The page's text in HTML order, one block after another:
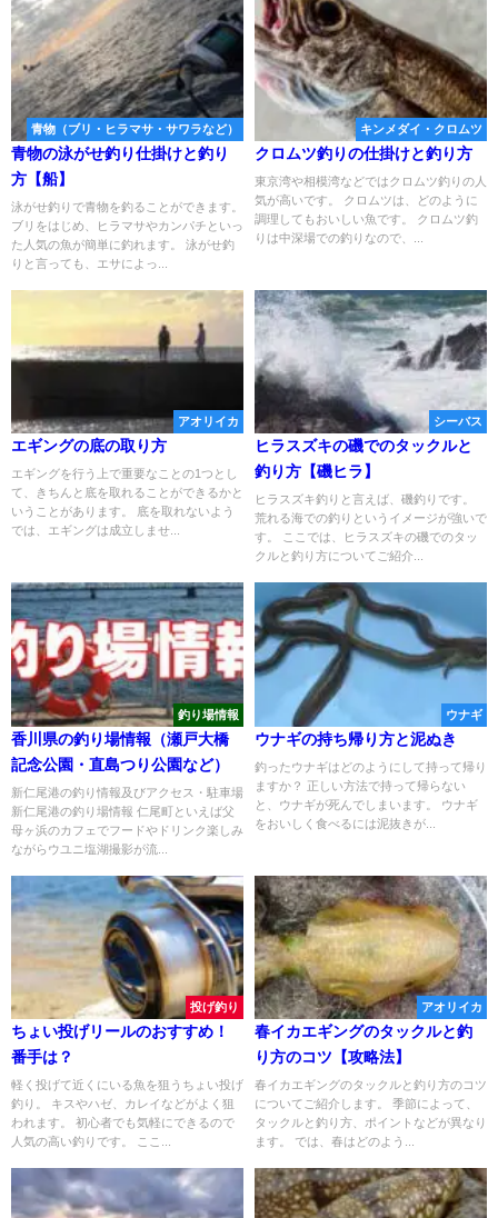
青物（ブリ・ヒラマサ・サワラなど）
青物の泳がせ釣り仕掛けと釣り
方【船】
泳がせ釣りで青物を釣ることができます。
ブリをはじめ、ヒラマサやカンパチといっ
た人気の魚が簡単に釣れます。 泳がせ釣
りと言っても、エサによっ...
キンメダイ・クロムツ
クロムツ釣りの仕掛けと釣り方
東京湾や相模湾などではクロムツ釣りの人
気が高いです。 クロムツは、どのように
調理してもおいしい魚です。 クロムツ釣
りは中深場での釣りなので、...
アオリイカ
エギングの底の取り方
エギングを行う上で重要なことの1つとし
て、きちんと底を取れることができるかと
いうことがあります。 底を取れないよう
では、エギングは成立しませ...
シーバス
ヒラスズキの磯でのタックルと
釣り方【磯ヒラ】
ヒラスズキ釣りと言えば、磯釣りです。
荒れる海での釣りというイメージが強いで
す。 ここでは、ヒラスズキの磯でのタッ
クルと釣り方についてご紹介...
釣り場情報
香川県の釣り場情報（瀬戸大橋
記念公園・直島つり公園など）
新仁尾港の釣り情報及びアクセス・駐車場
新仁尾港の釣り場情報 仁尾町といえば父
母ヶ浜のカフェでフードやドリンク楽しみ
ながらウユニ塩湖撮影が流...
ウナギ
ウナギの持ち帰り方と泥ぬき
釣ったウナギはどのようにして持って帰り
ますか？ 正しい方法で持って帰らない
と、ウナギが死んでしまいます。 ウナギ
をおいしく食べるには泥抜きが...
投げ釣り
ちょい投げリールのおすすめ！
番手は？
軽く投げて近くにいる魚を狙うちょい投げ
釣り。 キスやハゼ、カレイなどがよく狙
われます。 初心者でも気軽にできるので
人気の高い釣りです。 ここ...
アオリイカ
春イカエギングのタックルと釣
り方のコツ【攻略法】
春イカエギングのタックルと釣り方のコツ
についてご紹介します。 季節によって、
タックルと釣り方、ポイントなどが異なり
ます。 では、春はどのよう...